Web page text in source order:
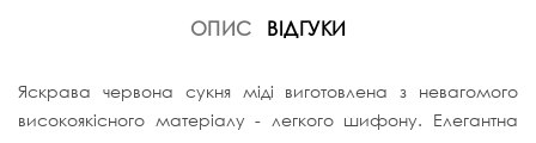
ОПИС ВІДГУКИ
Яскрава червона сукня міді виготовлена з невагомого
високоякісного матеріалу - легкого шифону. Елегантна